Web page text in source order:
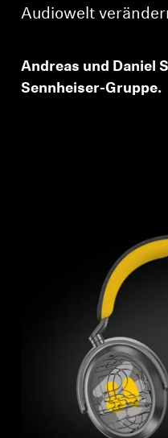
Audiowelt
Andreas und Daniel
Sennheiser-Gruppe.
Melden Sie sich bei